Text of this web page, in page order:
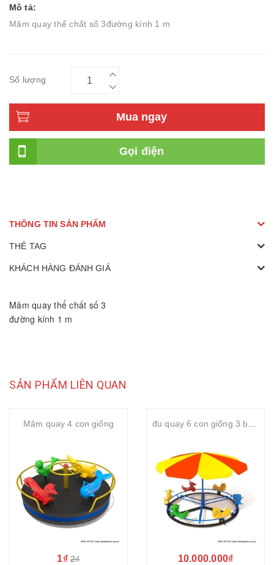
Mô tả:
Mâm quay thể chất số 3đường kính 1 m
Số lượng
Mua ngay
Gọi điện
THÔNG TIN SẢN PHẨM
THẺ TAG
KHÁCH HÀNG ĐÁNH GIÁ
Mâm quay thể chất số 3
đường kính 1 m
SẢN PHẨM LIÊN QUAN
Mâm quay 4 con giống
1₫ 2₫ 10.000.000₫